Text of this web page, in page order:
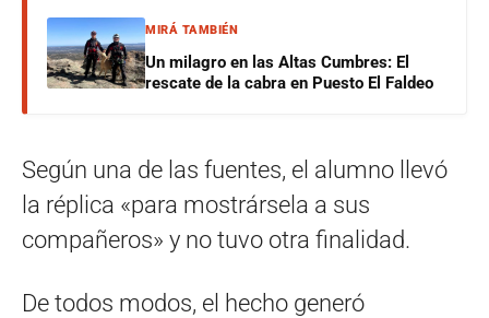
MIRÁ TAMBIÉN
Un milagro en las Altas Cumbres: El
rescate de la cabra en Puesto El Faldeo
Según una de las fuentes, el alumno llevó
la réplica «para mostrársela a sus
compañeros» y no tuvo otra finalidad.
De todos modos, el hecho generó